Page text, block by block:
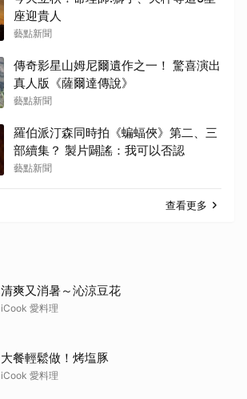
座迎貴人
藝點新聞
傳奇影星山姆尼爾遺作之一！ 驚喜演出
真人版《薩爾達傳說》
藝點新聞
羅伯派汀森同時拍《蝙蝠俠》第二、三
部續集？ 製片闢謠：我可以否認
藝點新聞
查看更多
清爽又消暑～沁涼豆花
iCook 愛料理
大餐輕鬆做！烤塩豚
iCook 愛料理